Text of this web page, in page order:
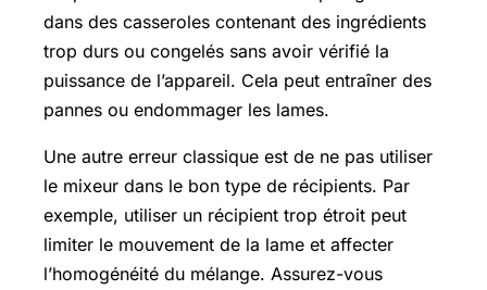
dans des casseroles contenant des ingrédients
trop durs ou congelés sans avoir vérifié la
puissance de l’appareil. Cela peut entraîner des
pannes ou endommager les lames.
Une autre erreur classique est de ne pas utiliser
le mixeur dans le bon type de récipients. Par
exemple, utiliser un récipient trop étroit peut
limiter le mouvement de la lame et affecter
l’homogénéité du mélange. Assurez-vous